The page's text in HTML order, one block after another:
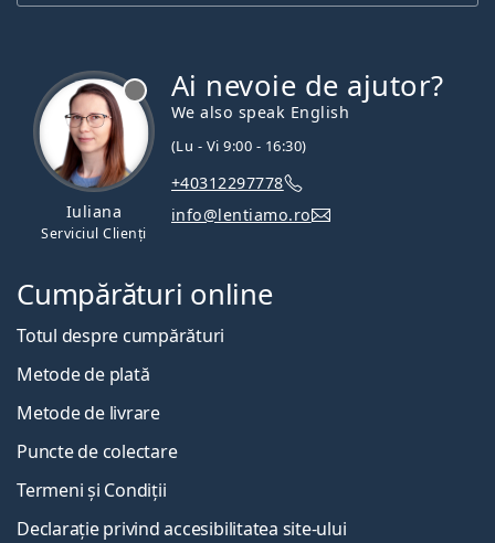
Iuliana
Serviciul Clienți
Ai nevoie de ajutor?
We also speak English
(Lu - Vi 9:00 - 16:30)
+40312297778
info@lentiamo.ro
Cumpărături online
Totul despre cumpărături
Metode de plată
Metode de livrare
Puncte de colectare
Termeni și Condiții
Declarație privind accesibilitatea site-ului